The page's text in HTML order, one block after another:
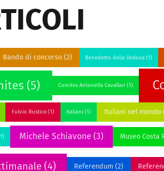
Bando di concorso (2) Benedetto della Vedova (1)
(5) Comites Antonella Cavallari (1)
Fulvio Rustico (1) italiani (1) Italiani nel mondo
Michele Schiavone (3) Museo Costa
(4) Referendum (2)